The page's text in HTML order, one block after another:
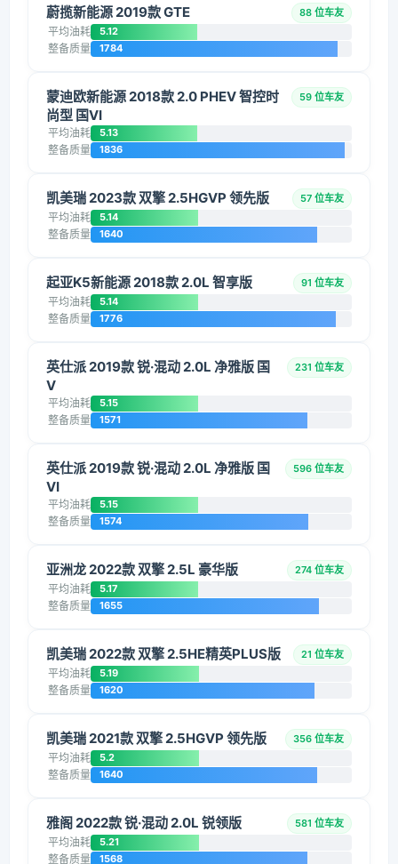
蔚揽新能源 2019款 GTE 88 位车友
平均油耗 5.12
整备质量 1784
蒙迪欧新能源 2018款 2.0 PHEV 智控时
尚型 国VI
59 位车友
平均油耗 5.13
整备质量 1836
凯美瑞 2023款 双擎 2.5HGVP 领先版 57 位车友
平均油耗 5.14
整备质量 1640
起亚K5新能源 2018款 2.0L 智享版 91 位车友
平均油耗 5.14
整备质量 1776
英仕派 2019款 锐·混动 2.0L 净雅版 国
V
231 位车友
平均油耗 5.15
整备质量 1571
英仕派 2019款 锐·混动 2.0L 净雅版 国
VI
596 位车友
平均油耗 5.15
整备质量 1574
亚洲龙 2022款 双擎 2.5L 豪华版 274 位车友
平均油耗 5.17
整备质量 1655
凯美瑞 2022款 双擎 2.5HE精英PLUS版 21 位车友
平均油耗 5.19
整备质量 1620
凯美瑞 2021款 双擎 2.5HGVP 领先版 356 位车友
平均油耗 5.2
整备质量 1640
雅阁 2022款 锐·混动 2.0L 锐领版 581 位车友
平均油耗 5.21
整备质量 1568